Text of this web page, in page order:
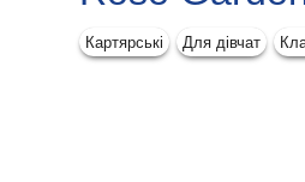
Картярські Для дівчат